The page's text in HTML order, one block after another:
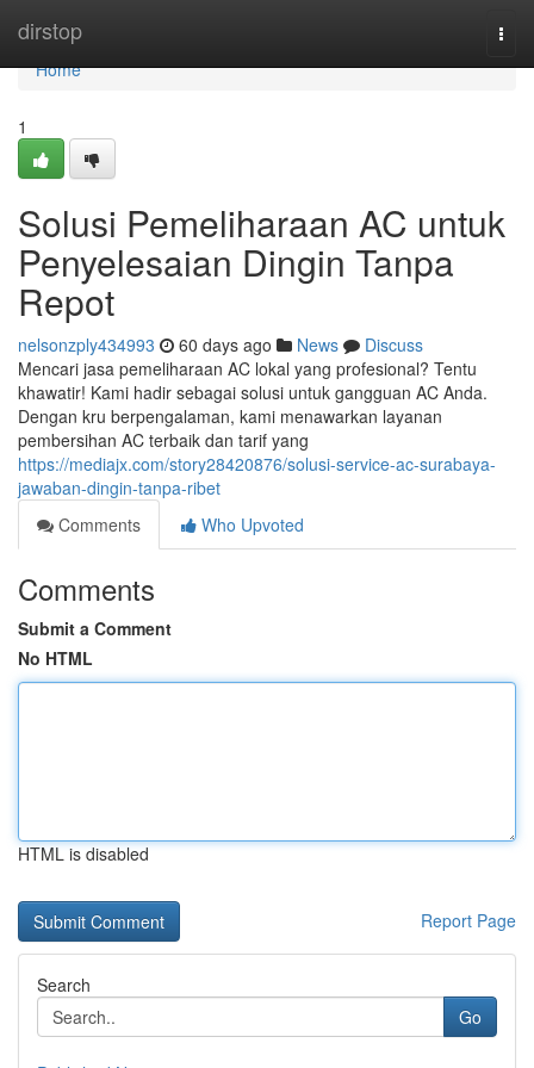
dirstop
Home
Home
1
Solusi Pemeliharaan AC untuk
Penyelesaian Dingin Tanpa
Repot
nelsonzply434993 60 days ago News
Discuss
Mencari jasa pemeliharaan AC lokal yang profesional? Tentu
khawatir! Kami hadir sebagai solusi untuk gangguan AC Anda.
Dengan kru berpengalaman, kami menawarkan layanan
pembersihan AC terbaik dan tarif yang
https://mediajx.com/story28420876/solusi-service-ac-surabaya-
jawaban-dingin-tanpa-ribet
Comments
Who Upvoted
Comments
Submit a Comment
No HTML
HTML is disabled
Report Page
Search
Go